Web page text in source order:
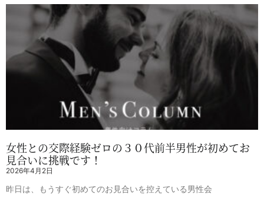
女性との交際経験ゼロの３０代前半男性が初めてお
見合いに挑戦です！
2026年4月2日
昨日は、もうすぐ初めてのお見合いを控えている男性会